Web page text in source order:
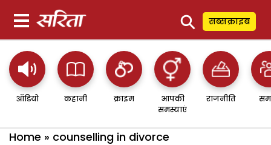
⚲ सब्सक्राइब
ऑडियो कहानी क्राइम
आपकी
समस्याएं
राजनीति
Home » counselling in divorce